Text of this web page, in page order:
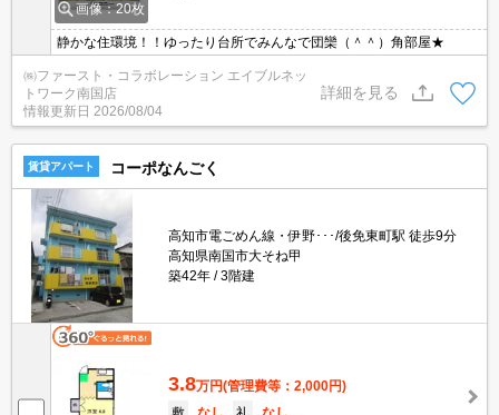
画像：20枚
静かな住環境！！ゆったり台所でみんなで団欒（＾＾）角部屋★
㈱ファースト・コラボレーション エイブルネッ
トワーク南国店
情報更新日 2026/08/04
詳細を見る
賃貸アパート コーポなんごく
高知市電ごめん線・伊野･･･/後免東町駅 徒歩9分
高知県南国市大そね甲
築42年
3階建
3.8万円(管理費等：2,000円)